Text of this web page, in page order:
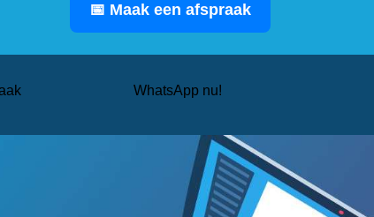
📅 Maak een afspraak
WhatsApp nu!